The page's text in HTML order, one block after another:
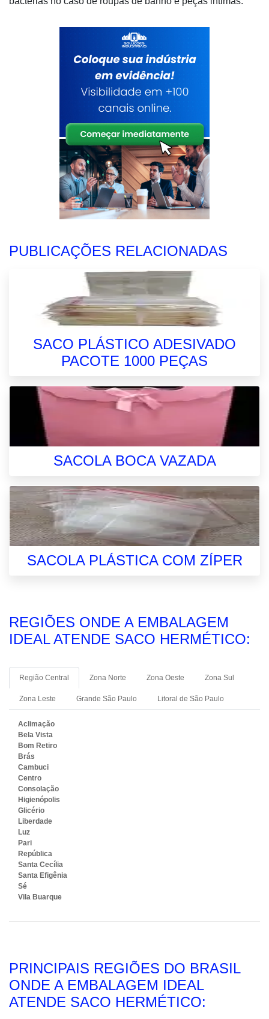
PUBLICAÇÕES RELACIONADAS
SACO PLÁSTICO ADESIVADO
PACOTE 1000 PEÇAS
SACOLA BOCA VAZADA
SACOLA PLÁSTICA COM ZÍPER
REGIÕES ONDE A EMBALAGEM
IDEAL ATENDE SACO HERMÉTICO:
Região Central Zona Norte Zona Oeste Zona Sul
Zona Leste Grande São Paulo Litoral de São Paulo
Aclimação
Bela Vista
Bom Retiro
Brás
Cambuci
Centro
Consolação
Higienópolis
Glicério
Liberdade
Luz
Pari
República
Santa Cecília
Santa Efigênia
Sé
Vila Buarque
PRINCIPAIS REGIÕES DO BRASIL
ONDE A EMBALAGEM IDEAL
ATENDE SACO HERMÉTICO: